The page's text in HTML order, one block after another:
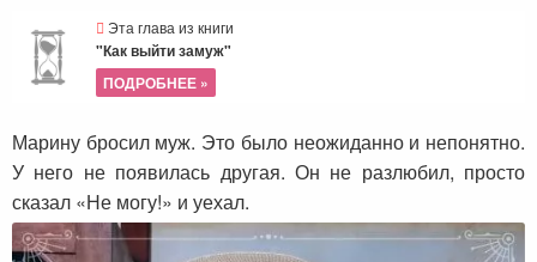
Эта глава из книги
"Как выйти замуж"
ПОДРОБНЕЕ »
Марину бросил муж. Это было неожиданно и непонятно.
У него не появилась другая. Он не разлюбил, просто
сказал «Не могу!» и уехал.